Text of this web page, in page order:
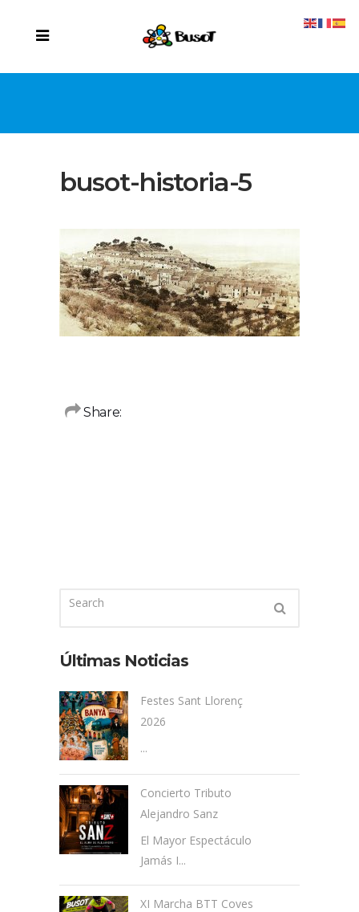
busot-historia-5
Share:
Últimas Noticias
Festes Sant Llorenç
2026
...
Concierto Tributo
Alejandro Sanz
El Mayor Espectáculo
Jamás I...
XI Marcha BTT Coves